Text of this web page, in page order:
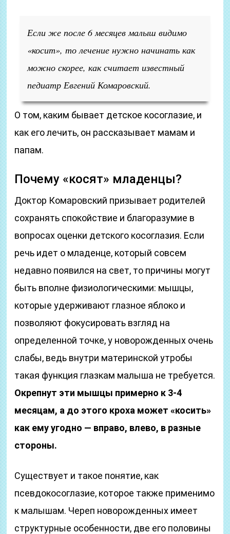
Если же после 6 месяцев малыш видимо
«косит», то лечение нужно начинать как
можно скорее, как считает известный
педиатр Евгений Комаровский.
О том, каким бывает детское косоглазие, и
как его лечить, он рассказывает мамам и
папам.
Почему «косят» младенцы?
Доктор Комаровский призывает родителей
сохранять спокойствие и благоразумие в
вопросах оценки детского косоглазия. Если
речь идет о младенце, который совсем
недавно появился на свет, то причины могут
быть вполне физиологическими: мышцы,
которые удерживают глазное яблоко и
позволяют фокусировать взгляд на
определенной точке, у новорожденных очень
слабы, ведь внутри материнской утробы
такая функция глазкам малыша не требуется.
Окрепнут эти мышцы примерно к 3-4
месяцам, а до этого кроха может «косить»
как ему угодно — вправо, влево, в разные
стороны.
Существует и такое понятие, как
псевдокосоглазие, которое также применимо
к малышам. Череп новорожденных имеет
структурные особенности, две его половины